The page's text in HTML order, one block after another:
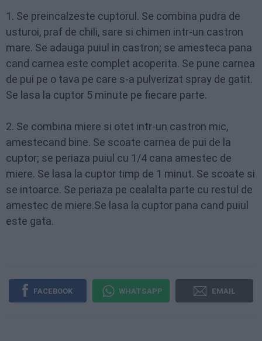
1. Se preincalzeste cuptorul. Se combina pudra de
usturoi, praf de chili, sare si chimen intr-un castron
mare. Se adauga puiul in castron; se amesteca pana
cand carnea este complet acoperita. Se pune carnea
de pui pe o tava pe care s-a pulverizat spray de gatit.
Se lasa la cuptor 5 minute pe fiecare parte.
2. Se combina miere si otet intr-un castron mic,
amestecand bine. Se scoate carnea de pui de la
cuptor; se periaza puiul cu 1/4 cana amestec de
miere. Se lasa la cuptor timp de 1 minut. Se scoate si
se intoarce. Se periaza pe cealalta parte cu restul de
amestec de miere.Se lasa la cuptor pana cand puiul
este gata.
FACEBOOK WHATSAPP EMAIL